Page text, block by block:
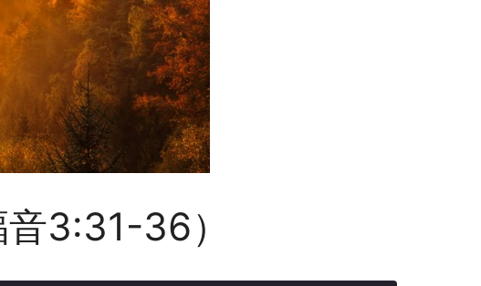
3:31-36）